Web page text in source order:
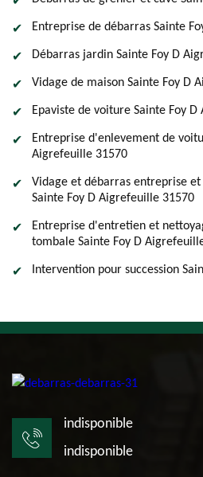
Entreprise de débarras Sainte
Débarras jardin Sainte Foy D
Vidage de maison Sainte Foy D
Epaviste de voiture Sainte Foy
Entreprise d'enlevement de
Aigrefeuille 31570
Vidage et débarras entreprise
Sainte Foy D Aigrefeuille 31570
Entreprise d'entretien et
tombale Sainte Foy D
Intervention pour succession
indisponible
indisponible